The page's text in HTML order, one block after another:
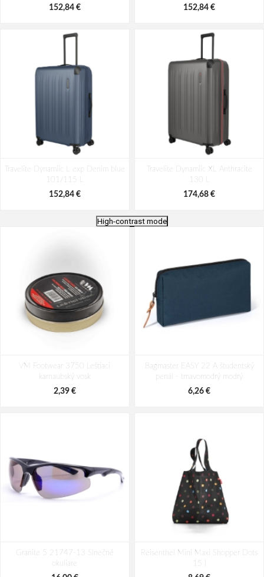
152,84 € 152,84 €
Travelite Dynamiic L exp Denim blue
101/115 L
152,84 €
Travelite Dynamiic XL Anthracite
130 L
174,68 €
91/98 L
152,84 € 163,76 €
High-contrast mode
VM Footwear 3750 Leštiaci
karnaubský vosk
2,39 €
Bagmaster EASY 22 A študentský
penál - tmavomodrý modrý
6,26 €
Granite 5 21747-13 Slnečné
okuliare
Reisenthel Mini Maxi Shopper Dots
15 l